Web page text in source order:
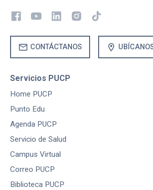
mail CONTÁCTANOS location_on
Servicios PUCP
Home PUCP
Punto Edu
Agenda PUCP
Servicio de Salud
Campus Virtual
Correo PUCP
Biblioteca PUCP